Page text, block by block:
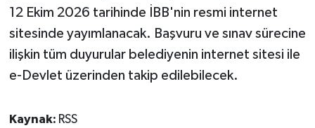
12 Ekim 2026 tarihinde İBB'nin resmi internet
sitesinde yayımlanacak. Başvuru ve sınav sürecine
ilişkin tüm duyurular belediyenin internet sitesi ile
e-Devlet üzerinden takip edilebilecek.
Kaynak: RSS